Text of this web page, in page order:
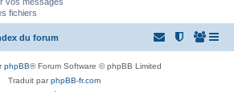
fichiers
du forum
phpBB® Forum Software © phpBB Limited
Traduit parphpBB-fr.com